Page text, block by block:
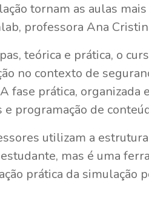
tornam as aulas
professora Ana
teórica e prática, o
no contexto de
fase prática,
programação de
utilizam a
mas é uma
prática da simulação